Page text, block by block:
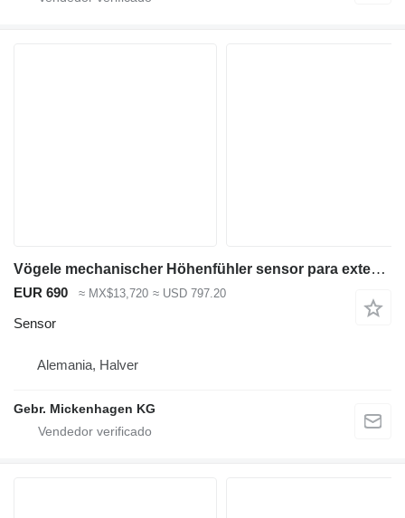
Vögele mechanischer Höhenfühler sensor para extendedora de asfalto
EUR 690 ≈ MX$13,720 ≈ USD 797.20
Sensor
Alemania, Halver
Gebr. Mickenhagen KG